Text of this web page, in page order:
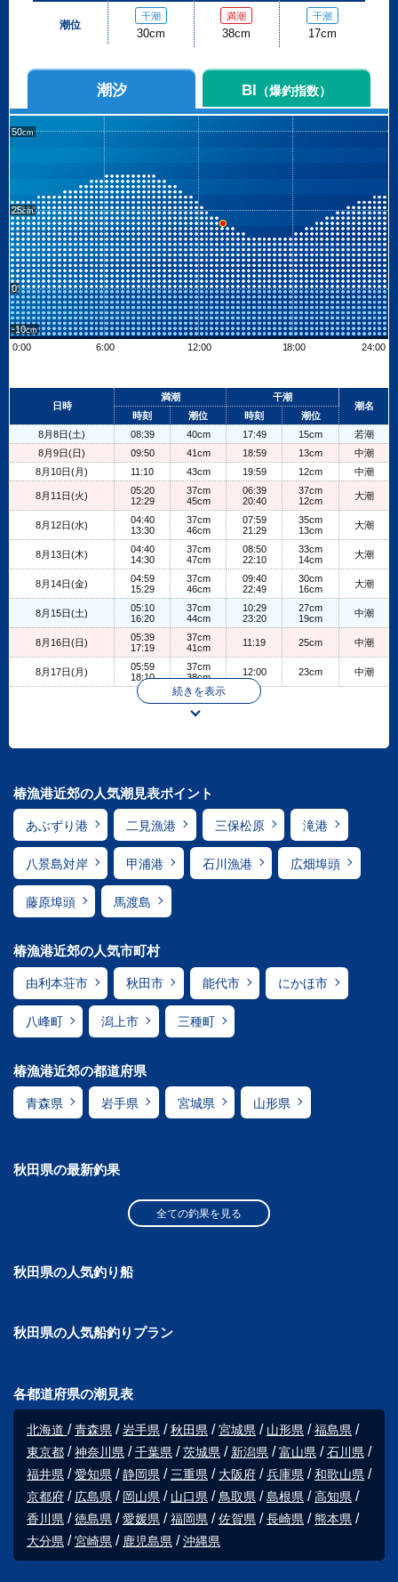
潮位
干潮
30cm
満潮
38cm
干潮
17cm
潮汐 BI （爆釣指数）
50
25
0
-10
0:00
6:00 12:00 18:00 24:00
+
日時
満潮
干潮
潮名
時刻
潮位 時刻
潮位
8月8日(土)
08:39 40cm 17:49 15cm
若潮
8月9日(日)
09:50 41cm 18:59 13cm
中潮
8月10日(月)
11:10 43cm 19:59 12cm 中潮
8月11日(火)
05:20
12:29
37cm
45cm
06:39
20:40
37cm
12cm
大潮
8月12日(水)
04:40
13:30
37cm
46cm
07:59
21:29
35cm
13cm
大潮
8月13日(木)
04:40
14:30
37cm
47cm
08:50
22:10
33cm
14cm
大潮
8月14日(金)
04:59
15:29
37cm
46cm
09:40
22:49
30cm
16cm
大潮
8月15日(土)
05:10
16:20
37cm
44cm
10:29
23:20
27cm
19cm
中潮
8月16日(日)
05:39
17:19
37cm
41cm
11:19 25cm 中潮
8月17日(月)
05:59
18:10
37cm
38cm
12:00 23cm 中潮
続きを表示
椿漁港近郊の人気潮見表ポイント
あぶずり港 二見漁港 三保松原 滝港
八景島対岸 甲浦港 石川漁港 広畑埠頭
藤原埠頭 馬渡島
椿漁港近郊の人気市町村
由利本荘市 秋田市 能代市 にかほ市
八峰町 潟上市 三種町
椿漁港近郊の都道府県
青森県 岩手県 宮城県 山形県
秋田県の最新釣果
全ての釣果を見る
秋田県の人気釣り船
秋田県の人気船釣りプラン
各都道府県の潮見表
北海道 青森県 岩手県 秋田県 宮城県 山形県
福島県
東京都
神奈川県 千葉県 茨城県 新潟県 富山県
石川県
福井県
愛知県 静岡県 三重県 大阪府 兵庫県
和歌山県
京都府
広島県 岡山県 山口県 鳥取県 島根県
高知県
香川県
徳島県 愛媛県 福岡県 佐賀県 長崎県
熊本県
大分県
宮崎県 鹿児島県 沖縄県